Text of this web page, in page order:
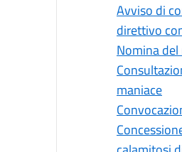
Avviso di
direttivo
Nomina
maniace